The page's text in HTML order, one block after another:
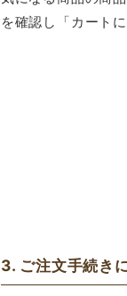
を確認し「カート
3. ご注文手続き